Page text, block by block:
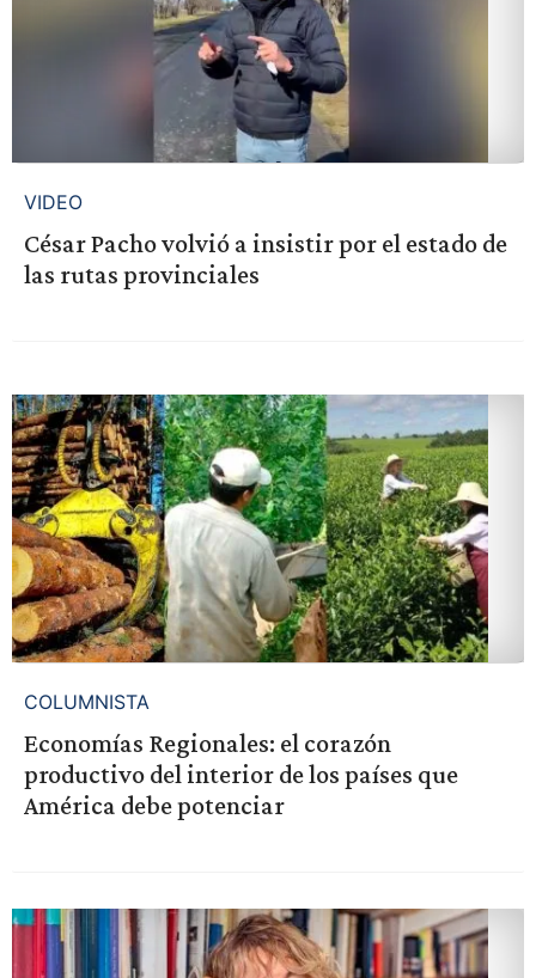
VIDEO
César Pacho volvió a insistir por el estado de
las rutas provinciales
COLUMNISTA
Economías Regionales: el corazón
productivo del interior de los países que
América debe potenciar